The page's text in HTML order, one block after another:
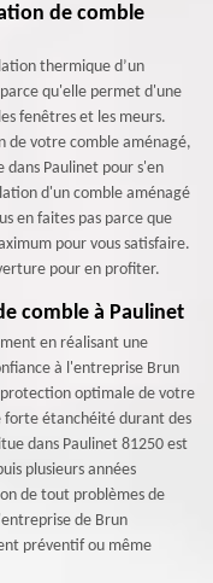
de comble
thermique d’un
qu'elle permet d'une
fenêtres et les meurs.
de votre comble aménagé,
dans Paulinet pour s'en
d'un comble aménagé
en faites pas parce que
pour vous satisfaire.
pour en profiter.
comble à Paulinet
en réalisant une
à l'entreprise Brun
optimale de votre
forte étanchéité durant des
dans Paulinet 81250 est
plusieurs années
de tout problèmes de
de Brun
préventif ou même